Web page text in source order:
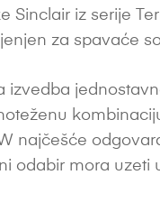
Sinclair iz serije
za spavaće
izvedba
najčešće
odabir mora uzeti